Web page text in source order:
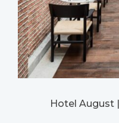
Hotel August